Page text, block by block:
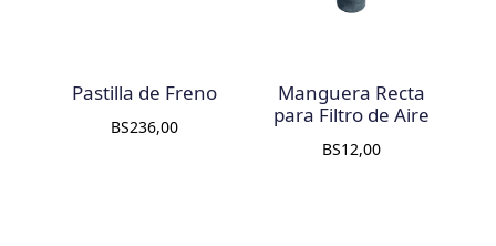
Pastilla de Freno
BS236,00
Manguera Recta
para Filtro de Aire
BS12,00